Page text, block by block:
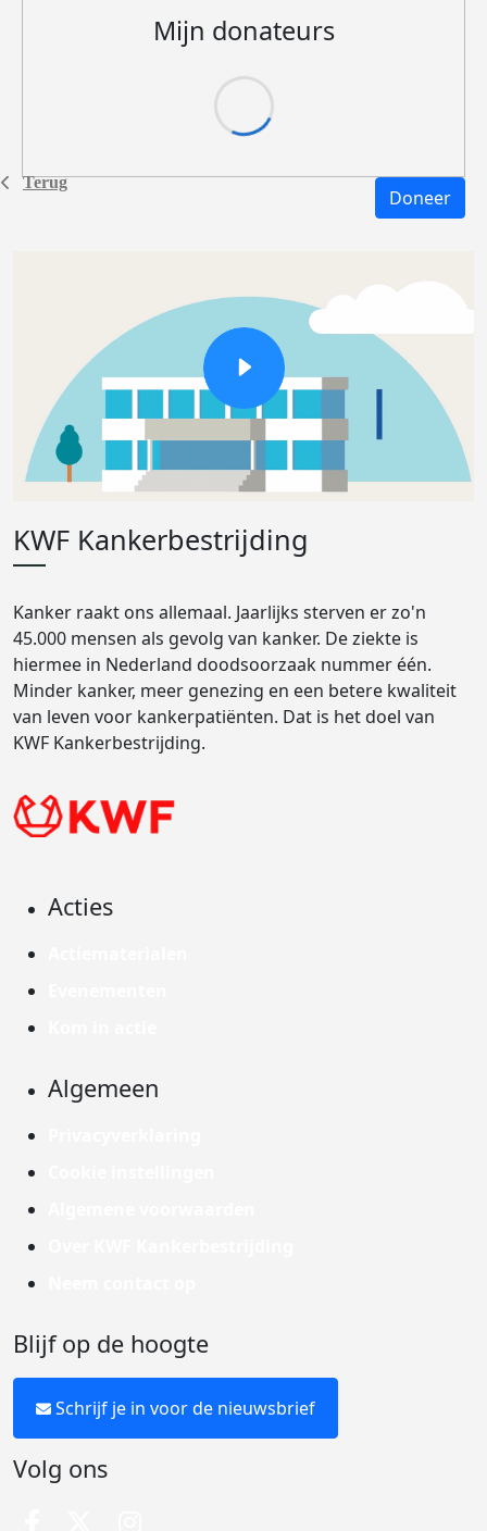
Terug
Mijn donateurs
Doneer
KWF Kankerbestrijding
Kanker raakt ons allemaal. Jaarlijks sterven er zo'n
45.000 mensen als gevolg van kanker. De ziekte is
hiermee in Nederland doodsoorzaak nummer één.
Minder kanker, meer genezing en een betere kwaliteit
van leven voor kankerpatiënten. Dat is het doel van
KWF Kankerbestrijding.
Acties
Algemeen
Blijf op de hoogte
Schrijf je in voor de nieuwsbrief
Volg ons